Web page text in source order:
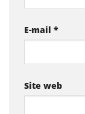
E-mail *
Site web